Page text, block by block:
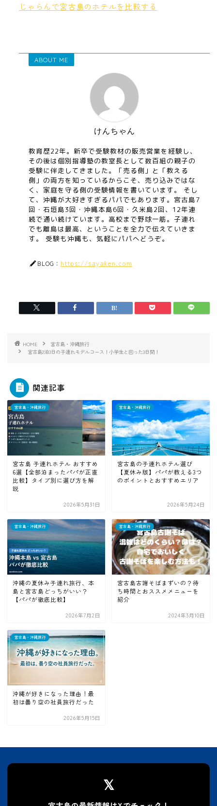
じゃらんで宮古島のホテルを比較する
ABOUT ME
けんちゃん
教育歴22年。新卒で受験教材の販売営業を経験し、
その後は個別指導塾の教室長として数百組の親子の
受験に伴走してきました。「売る側」と「教える
側」の両方を知っているからこそ、売り込みではな
く、家庭を守る側の受験情報を書いています。 そし
て、沖縄が大好きすぎるパパでもあります。宮古島7
回・石垣島3回・沖縄本島6回・久米島2回、12年連
続で通い続けています。高校まで野球一筋。子連れ
でも離島は最高、ということを全力で伝えていきま
す。 受験も沖縄も、気軽にパパへどうぞ。
BLOG： https://sayaken.com
HOME
宮古島・沖縄旅行
宮古島2泊3日の子連れモデルコース！小学生と回った3日間！
関連記事
宮古島・沖縄旅行
宮古島 子連れホテル おすすめ
6選【全部泊まったパパが正直
比較】タイプ別に選び方を解
説
2026年5月31日
宮古島・沖縄旅行
宮古島の子連れホテル選び
【夏休み版】パパが教える3つ
のポイントとおすすめエリア
2026年5月24日
宮古島・沖縄旅行
沖縄の夏休み子連れ旅行、本
島と宮古島どっちがいい？
【パパが徹底比較】
2026年7月2日
宮古島・沖縄旅行
宮古島古謝そばまずいの？待
ち時間とおススメメニューを
紹介
2024年3月10日
宮古島・沖縄旅行
沖縄が好きになった理由！最
初は曇り空の社員旅行だった
2026年5月15日
𝕏